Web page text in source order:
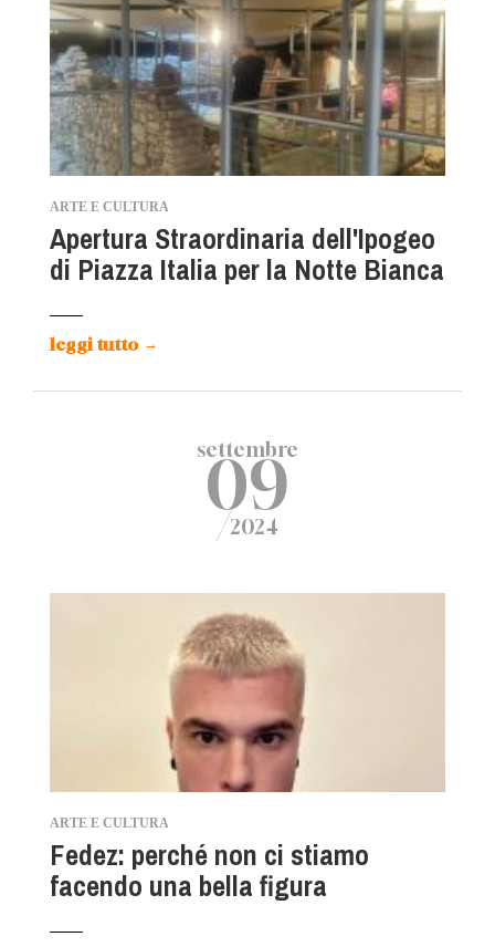
ARTE E CULTURA
Apertura Straordinaria dell'Ipogeo
di Piazza Italia per la Notte Bianca
leggi tutto →
settembre
09
/2024
ARTE E CULTURA
Fedez: perché non ci stiamo
facendo una bella figura